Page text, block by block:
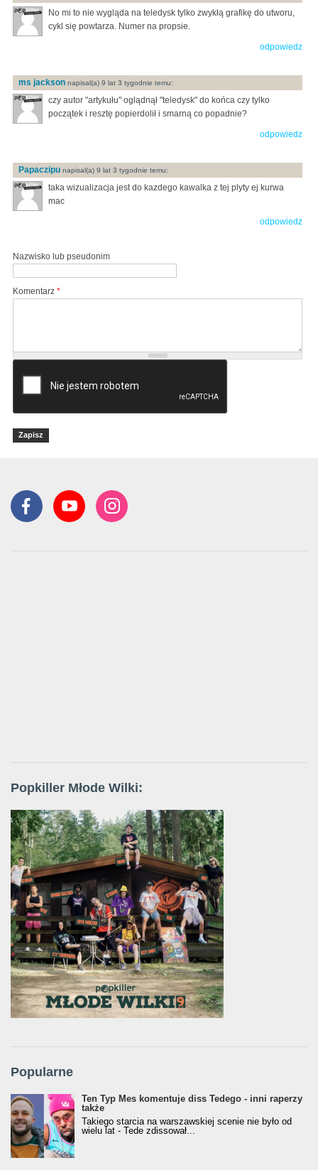
No mi to nie wygląda na teledysk tylko zwykłą grafikę do utworu,
cykl się powtarza. Numer na propsie.
odpowiedz
ms jackson napisal(a) 9 lat 3 tygodnie temu:
czy autor "artykułu" oglądnął "teledysk" do końca czy tylko
początek i resztę popierdolił i smarną co popadnie?
odpowiedz
Papaczipu napisal(a) 9 lat 3 tygodnie temu:
taka wizualizacja jest do kazdego kawalka z tej plyty ej kurwa
mac
odpowiedz
Nazwisko lub pseudonim
Komentarz *
Popkiller Młode Wilki:
Popularne
Ten Typ Mes komentuje diss Tedego - inni raperzy
także
Takiego starcia na warszawskiej scenie nie było od
wielu lat - Tede zdissował...